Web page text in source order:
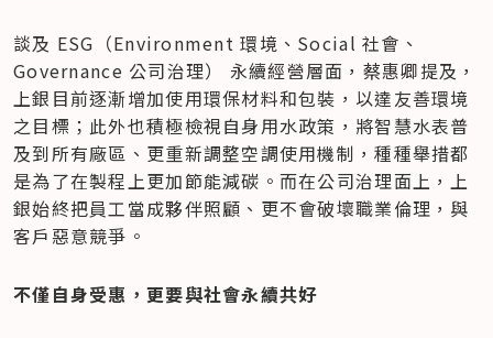
談及 ESG（Environment 環境、Social 社會、
Governance 公司治理） 永續經營層面，蔡惠卿提及，
上銀目前逐漸增加使用環保材料和包裝，以達友善環境
之目標；此外也積極檢視自身用水政策，將智慧水表普
及到所有廠區、更重新調整空調使用機制，種種舉措都
是為了在製程上更加節能減碳。而在公司治理面上，上
銀始終把員工當成夥伴照顧、更不會破壞職業倫理，與
客戶惡意競爭。
不僅自身受惠，更要與社會永續共好